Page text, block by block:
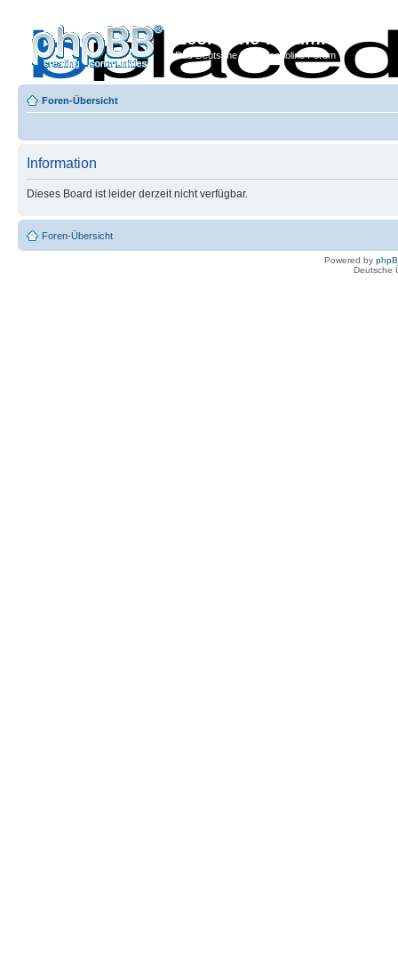
Econoline-Forum.de
Das Deutsche Ford Econoline Forum
Foren-Übersicht
Information
Dieses Board ist leider derzeit nicht verfügbar.
Foren-Übersicht
Powered by
Deutsche